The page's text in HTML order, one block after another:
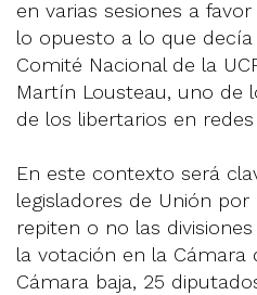
en varias sesiones a favor
lo opuesto a lo que
Comité Nacional de la
Martín Lousteau, uno de
de los libertarios en redes
En este contexto será
legisladores de Unión por
repiten o no las
la votación en la Cámara
Cámara baja, 25